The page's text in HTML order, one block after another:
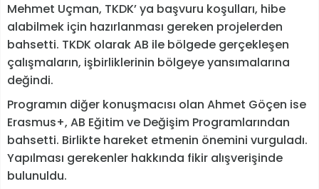
Mehmet Uçman, TKDK’ ya başvuru koşulları, hibe
alabilmek için hazırlanması gereken projelerden
bahsetti. TKDK olarak AB ile bölgede gerçekleşen
çalışmaların, işbirliklerinin bölgeye yansımalarına
değindi.
Programın diğer konuşmacısı olan Ahmet Göçen ise
Erasmus+, AB Eğitim ve Değişim Programlarından
bahsetti. Birlikte hareket etmenin önemini vurguladı.
Yapılması gerekenler hakkında fikir alışverişinde
bulunuldu.